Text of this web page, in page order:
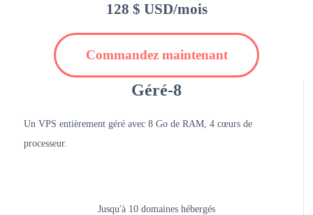
128 $ USD/mois
Commandez maintenant
Géré-8
Un VPS entièrement géré avec 8 Go de RAM, 4 cœurs de
processeur.
Jusqu'à 10 domaines hébergés